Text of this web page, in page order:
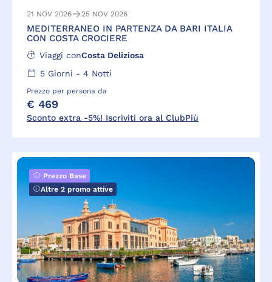
21 NOV 2026 25 NOV 2026
MEDITERRANEO IN PARTENZA DA BARI ITALIA
CON COSTA CROCIERE
Viaggi conCosta Deliziosa
5Giorni - 4 Notti
Prezzo per persona da
€ 469
Sconto extra -5%! Iscriviti ora al ClubPiù
Prezzo Base
Altre 2 promo attive